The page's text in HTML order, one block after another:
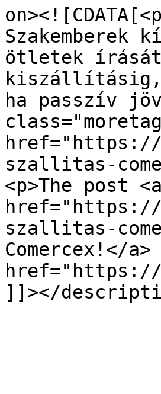
ötletek
kiszállításig,
ha passzív
href="https://
szallitas-
<p>The post <a
href="https://
szallitas-
Comercex!</
href="https://
]]></